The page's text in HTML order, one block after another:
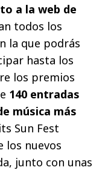
a la web de
todos los
la que podrás
hasta los
los premios
140 entradas
música más
Sun Fest
los nuevos
junto con unas